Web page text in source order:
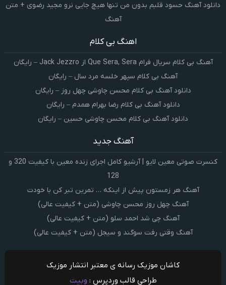
دانلود آهنگ حسود قلبم بدون من تنها هیچ جایی نرو مجید رضوی + متن
آهنگ
اهنگ بی کلام
آهنگ بی کلام سریال فرام Que Sera, Sera از Jack Jezzro – رایگان
آهنگ بی کلام سپهر خلسه مرد سال – رایگان
دانلود آهنگ بی کلام محسن چاوشی چهل روز – رایگان
دانلود آهنگ بی کلام رضا بهرام همدم – رایگان
دانلود آهنگ بی کلام محسن چاوشی حسین – رایگان
آهنگ جدید
کنسرت صوتی معین لایو | آرشیو کامل اجرای زنده معین با کیفیت 320 و
128
آهنگ هر زمستون پیش از اینکه … تمرین تبر کن با خودت
آهنگ چهل روز محسن چاوشی (متن + کیفیت عالی)
آهنگ چی شد احمد سلو (متن + کیفیت عالی)
آهنگ وقتی رفت سوگند و سیجل (متن + کیفیت عالی)
کاشان موزیک رسانه ی معتبر انتشار موزیک
طراحی قالب وردپرس : وبیت